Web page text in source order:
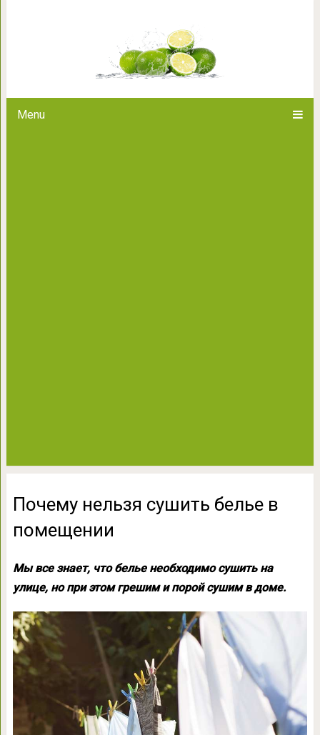
Menu
Почему нельзя сушить белье в
помещении
Мы все знает, что белье необходимо сушить на
улице, но при этом грешим и порой сушим в доме.